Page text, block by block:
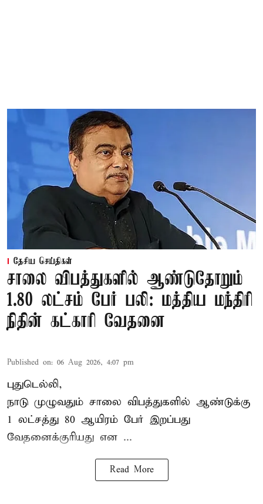
தேசிய செய்திகள்
சாலை விபத்துகளில் ஆண்டுதோறும்
1.80 லட்சம் பேர் பலி: மத்திய மந்திரி
நிதின் கட்காரி வேதனை
Published on: 06 Aug 2026, 4:07 pm
புதுடெல்லி,
நாடு முழுவதும் சாலை விபத்துகளில் ஆண்டுக்கு
1 லட்சத்து 80 ஆயிரம் பேர் இறப்பது
வேதனைக்குரியது என ...
Read More